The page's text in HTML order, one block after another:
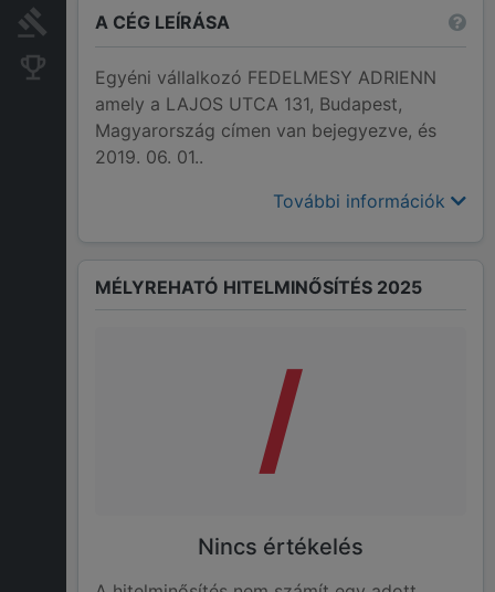
Bírósági eljárások
Konkurens cégek
A CÉG LEÍRÁSA
Egyéni vállalkozó FEDELMESY ADRIENN
amely a LAJOS UTCA 131, Budapest,
Magyarország címen van bejegyezve, és
2019. 06. 01..
További információk
MÉLYREHATÓ HITELMINŐSÍTÉS 2025
/
Nincs értékelés